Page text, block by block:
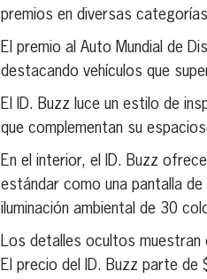
premios en diversas
El premio al Auto Mundial de
destacando vehículos que
El ID. Buzz luce un estilo de
que complementan su
En el interior, el ID. Buzz
estándar como una pantalla
iluminación ambiental de 30
Los detalles ocultos muestran
El precio del ID. Buzz parte de